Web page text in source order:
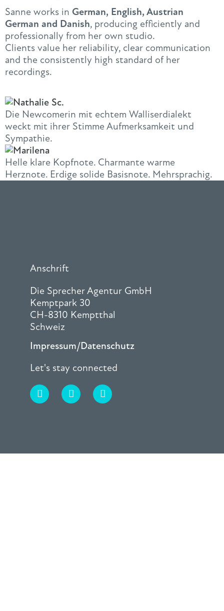
Sanne works in German, English, Austrian
German and Danish, producing efficiently and
professionally from her own studio.
Clients value her reliability, clear communication
and the consistently high standard of her
recordings.
Die Newcomerin mit echtem Walliserdialekt
weckt mit ihrer Stimme Aufmerksamkeit und
Sympathie.
Helle klare Kopfnote. Charmante warme
Herznote. Erdige solide Basisnote. Mehrsprachig.
Anschrift
Die Sprecher Agentur GmbH
Kemptpark 30
CH-8310 Kemptthal
Schweiz
Impressum/Datenschutz
Let's stay connected